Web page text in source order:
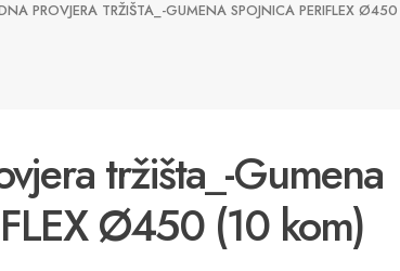
PROVJERA TRŽIŠTA_-GUMENA SPOJNICA PERIFLEX
tržišta_-Gumena
Ø450 (10 kom)